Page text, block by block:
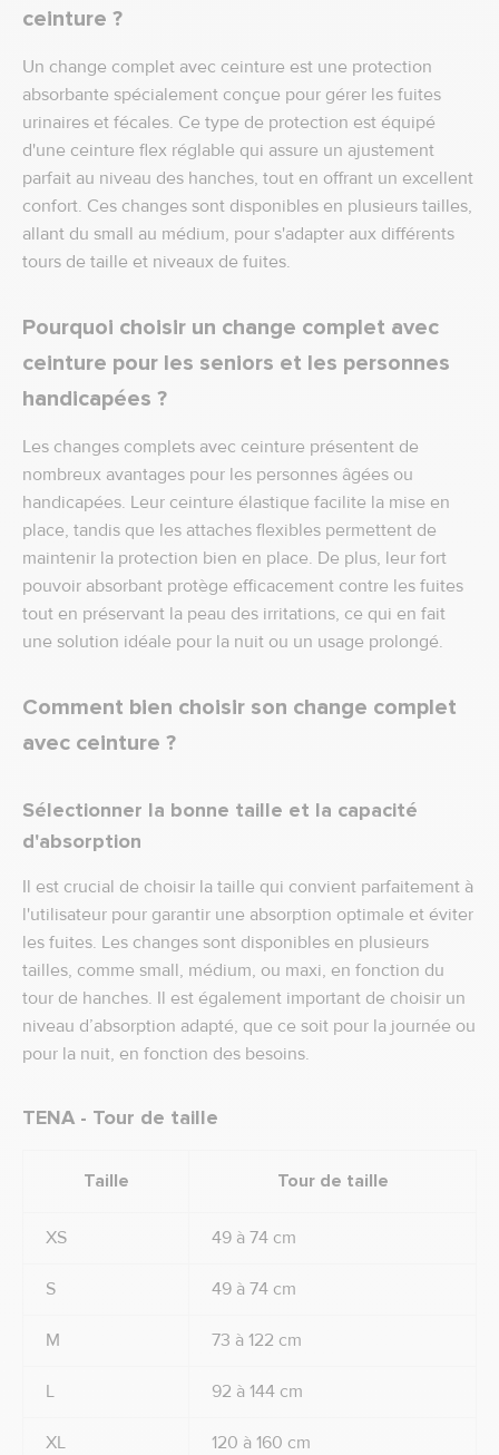
ceinture ?
Un change complet avec ceinture est une protection
absorbante spécialement conçue pour gérer les fuites
urinaires et fécales. Ce type de protection est équipé
d'une ceinture flex réglable qui assure un ajustement
parfait au niveau des hanches, tout en offrant un excellent
confort. Ces changes sont disponibles en plusieurs tailles,
allant du small au médium, pour s'adapter aux différents
tours de taille et niveaux de fuites.
Pourquoi choisir un change complet avec
ceinture pour les seniors et les personnes
handicapées ?
Les changes complets avec ceinture présentent de
nombreux avantages pour les personnes âgées ou
handicapées. Leur ceinture élastique facilite la mise en
place, tandis que les attaches flexibles permettent de
maintenir la protection bien en place. De plus, leur fort
pouvoir absorbant protège efficacement contre les fuites
tout en préservant la peau des irritations, ce qui en fait
une solution idéale pour la nuit ou un usage prolongé.
Comment bien choisir son change complet
avec ceinture ?
Sélectionner la bonne taille et la capacité
d'absorption
Il est crucial de choisir la taille qui convient parfaitement à
l'utilisateur pour garantir une absorption optimale et éviter
les fuites. Les changes sont disponibles en plusieurs
tailles, comme small, médium, ou maxi, en fonction du
tour de hanches. Il est également important de choisir un
niveau d’absorption adapté, que ce soit pour la journée ou
pour la nuit, en fonction des besoins.
TENA - Tour de taille
Taille Tour de taille
XS 49 à 74 cm
S 49 à 74 cm
M 73 à 122 cm
L 92 à 144 cm
XL 120 à 160 cm